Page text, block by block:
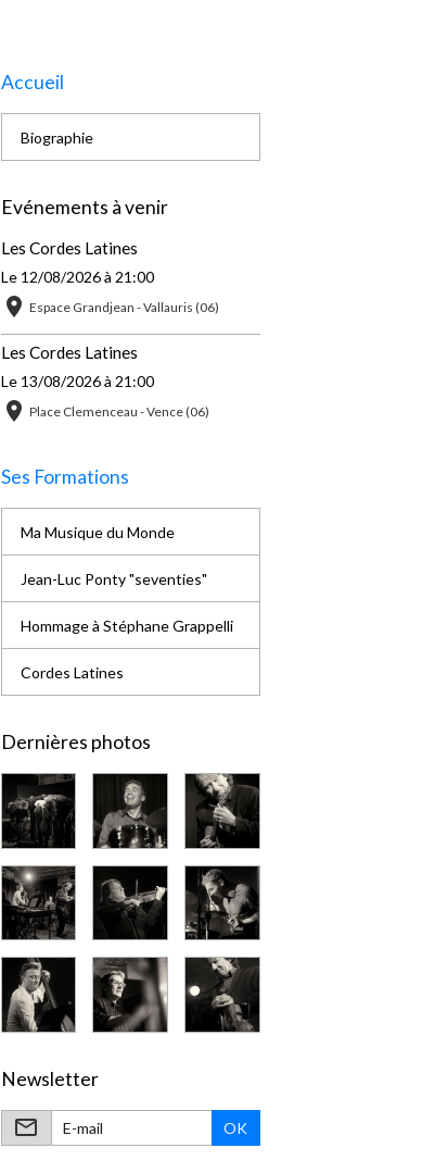
Accueil
Biographie
Evénements à venir
Les Cordes Latines
Le 12/08/2026à 21:00
Espace Grandjean - Vallauris (06)
Les Cordes Latines
Le 13/08/2026à 21:00
Place Clemenceau - Vence (06)
Ses Formations
Ma Musique du Monde
Jean-Luc Ponty "seventies"
Hommage à Stéphane Grappelli
Cordes Latines
Dernières photos
Newsletter
OK